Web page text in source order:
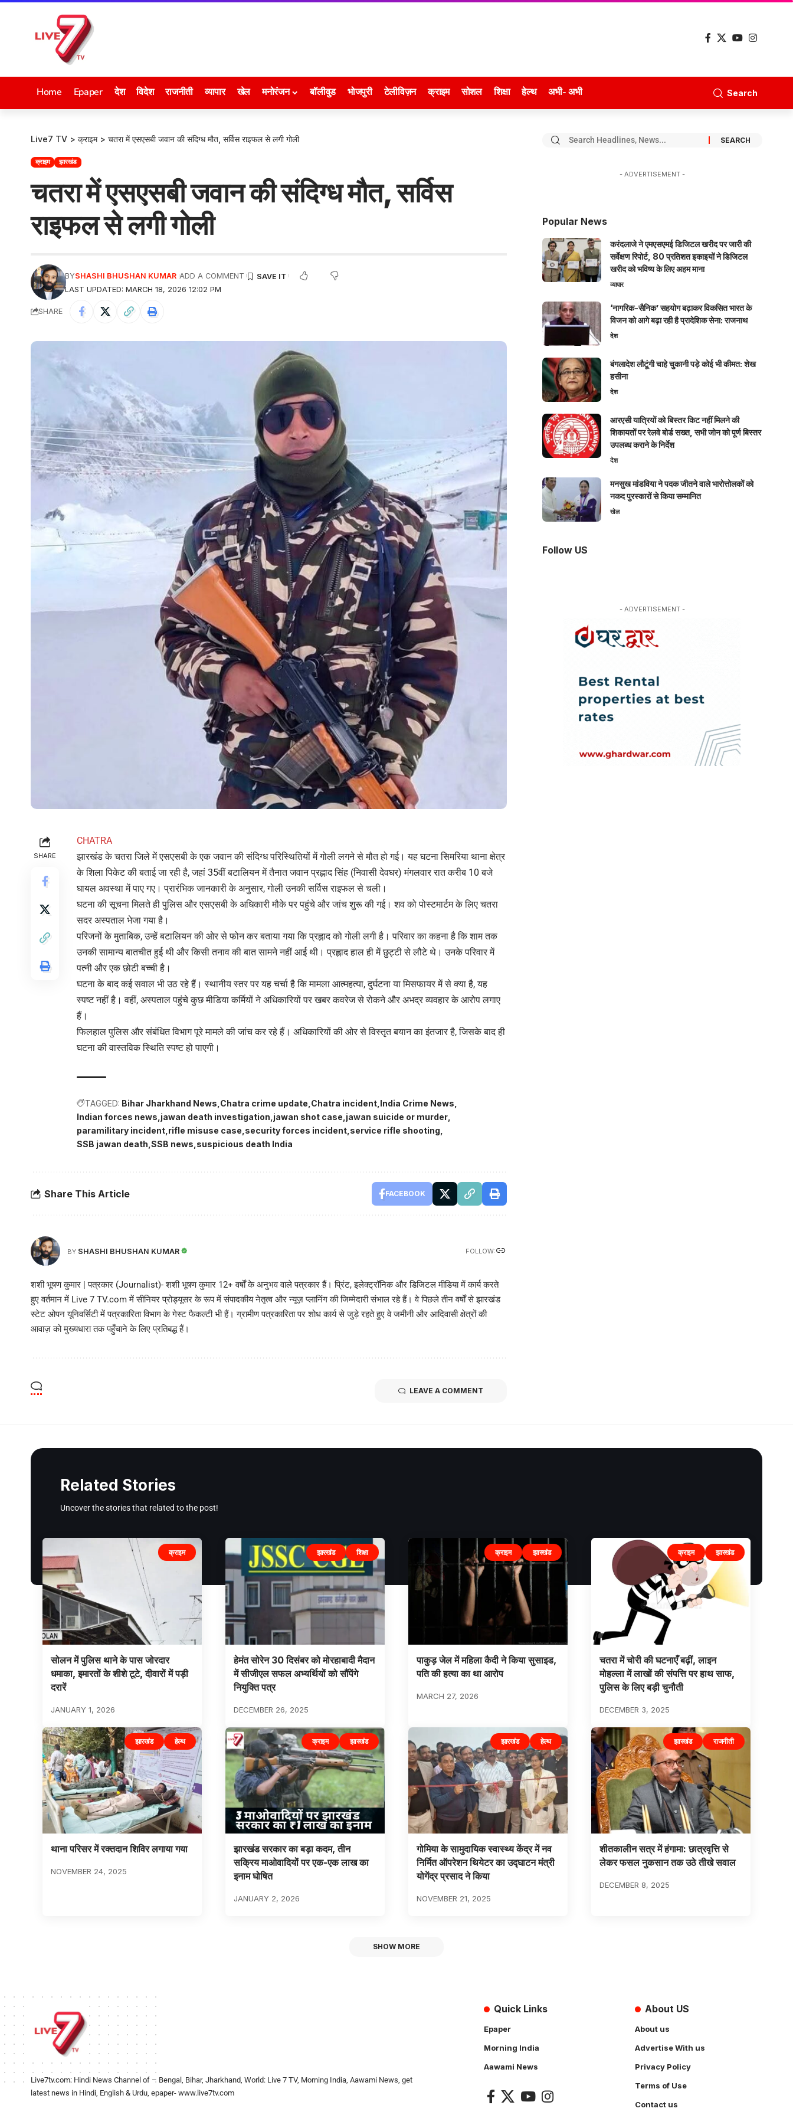
Home Epaper देश विदेश राजनीती व्यापार खेल मनोरंजन बॉलीवुड भोजपुरी टेलीविज़न क्राइम सोशल शिक्षा हेल्थ अभी- अभी Search
Live7 TV > क्राइम> चतरा में एसएसबी जवान की संदिग्ध मौत, सर्विस राइफल से लगी गोली
क्राइम झारखंड
चतरा में एसएसबी जवान की संदिग्ध मौत, सर्विस
राइफल से लगी गोली
LAST UPDATED: MARCH 18, 2026 12:02 PM
BYSHASHI BHUSHAN KUMAR ADD A COMMENT
SHARE
SHARE
CHATRA
झारखंड के चतरा जिले में एसएसबी के एक जवान की संदिग्ध परिस्थितियों में गोली लगने से मौत हो गई। यह घटना सिमरिया थाना क्षेत्र
के शिला पिकेट की बताई जा रही है, जहां 35वीं बटालियन में तैनात जवान प्रह्लाद सिंह (निवासी देवघर) मंगलवार रात करीब 10 बजे
घायल अवस्था में पाए गए। प्रारंभिक जानकारी के अनुसार, गोली उनकी सर्विस राइफल से चली।
घटना की सूचना मिलते ही पुलिस और एसएसबी के अधिकारी मौके पर पहुंचे और जांच शुरू की गई। शव को पोस्टमार्टम के लिए चतरा
सदर अस्पताल भेजा गया है।
परिजनों के मुताबिक, उन्हें बटालियन की ओर से फोन कर बताया गया कि प्रह्लाद को गोली लगी है। परिवार का कहना है कि शाम तक
उनकी सामान्य बातचीत हुई थी और किसी तनाव की बात सामने नहीं आई थी। प्रह्लाद हाल ही में छुट्टी से लौटे थे। उनके परिवार में
पत्नी और एक छोटी बच्ची है।
घटना के बाद कई सवाल भी उठ रहे हैं। स्थानीय स्तर पर यह चर्चा है कि मामला आत्महत्या, दुर्घटना या मिसफायर में से क्या है, यह
स्पष्ट नहीं है। वहीं, अस्पताल पहुंचे कुछ मीडिया कर्मियों ने अधिकारियों पर खबर कवरेज से रोकने और अभद्र व्यवहार के आरोप लगाए
हैं।
फिलहाल पुलिस और संबंधित विभाग पूरे मामले की जांच कर रहे हैं। अधिकारियों की ओर से विस्तृत बयान का इंतजार है, जिसके बाद ही
घटना की वास्तविक स्थिति स्पष्ट हो पाएगी।
TAGGED: Bihar Jharkhand News Chatra crime update Chatra incident India Crime News
Indian forces news jawan death investigation jawan shot case jawan suicide or murder
paramilitary incident rifle misuse case security forces incident service rifle shooting
SSB jawan death SSB news suspicious death India
Share This Article FACEBOOK
BY SHASHI BHUSHAN KUMAR FOLLOW:
शशी भूषण कुमार | पत्रकार (Journalist)- शशी भूषण कुमार 12+ वर्षों के अनुभव वाले पत्रकार हैं। प्रिंट, इलेक्ट्रॉनिक और डिजिटल मीडिया में कार्य करते
हुए वर्तमान में Live 7 TV.com में सीनियर प्रोड्यूसर के रूप में संपादकीय नेतृत्व और न्यूज़ प्लानिंग की जिम्मेदारी संभाल रहे हैं। वे पिछले तीन वर्षों से झारखंड
स्टेट ओपन यूनिवर्सिटी में पत्रकारिता विभाग के गेस्ट फैकल्टी भी हैं। ग्रामीण पत्रकारिता पर शोध कार्य से जुड़े रहते हुए वे जमीनी और आदिवासी क्षेत्रों की
आवाज़ को मुख्यधारा तक पहुँचाने के लिए प्रतिबद्ध हैं।
LEAVE A COMMENT
- ADVERTISEMENT -
Popular News
करंदलाजे ने एमएसएमई डिजिटल खरीद पर जारी की
सर्वेक्षण रिपोर्ट, 80 प्रतिशत इकाइयों ने डिजिटल
खरीद को भविष्य के लिए अहम माना
व्यापार
‘नागरिक-सैनिक’ सहयोग बढ़ाकर विकसित भारत के
विजन को आगे बढ़ा रही है प्रादेशिक सेना: राजनाथ
देश
बंगलादेश लौटूंगी चाहे चुकानी पड़े कोई भी कीमत: शेख
हसीना
देश
आरएसी यात्रियों को बिस्तर किट नहीं मिलने की
शिकायतों पर रेलवे बोर्ड सख्त, सभी जोन को पूर्ण बिस्तर
उपलब्ध कराने के निर्देश
देश
मनसुख मांडविया ने पदक जीतने वाले भारोत्तोलकों को
नकद पुरस्कारों से किया सम्मानित
खेल
Follow US
- ADVERTISEMENT -
Related Stories
Uncover the stories that related to the post!
क्राइम
सोलन में पुलिस थाने के पास जोरदार
धमाका, इमारतों के शीशे टूटे, दीवारों में पड़ी
दरारें
JANUARY 1, 2026
झारखंड शिक्षा
हेमंत सोरेन 30 दिसंबर को मोरहाबादी मैदान
में सीजीएल सफल अभ्यर्थियों को सौंपेंगे
नियुक्ति पत्र
DECEMBER 26, 2025
क्राइम झारखंड
पाकुड़ जेल में महिला कैदी ने किया सुसाइड,
पति की हत्या का था आरोप
MARCH 27, 2026
क्राइम झारखंड
चतरा में चोरी की घटनाएँ बढ़ीं, लाइन
मोहल्ला में लाखों की संपत्ति पर हाथ साफ,
पुलिस के लिए बड़ी चुनौती
DECEMBER 3, 2025
झारखंड हेल्थ
थाना परिसर में रक्तदान शिविर लगाया गया
NOVEMBER 24, 2025
क्राइम झारखंड
झारखंड सरकार का बड़ा कदम, तीन
सक्रिय माओवादियों पर एक-एक लाख का
इनाम घोषित
JANUARY 2, 2026
झारखंड हेल्थ
गोमिया के सामुदायिक स्वास्थ्य केंद्र में नव
निर्मित ऑपरेशन थियेटर का उद्घाटन मंत्री
योगेंद्र प्रसाद ने किया
NOVEMBER 21, 2025
झारखंड राजनीती
शीतकालीन सत्र में हंगामा: छात्रवृत्ति से
लेकर फसल नुकसान तक उठे तीखे सवाल
DECEMBER 8, 2025
SHOW MORE
Live7tv.com: Hindi News Channel of – Bengal, Bihar, Jharkhand, World: Live 7 TV, Morning India, Aawami News, get
latest news in Hindi, English & Urdu, epaper- www.live7tv.com
Quick Links
Epaper
Morning India
Aawami News
About US
About us
Advertise With us
Privacy Policy
Terms of Use
Contact us